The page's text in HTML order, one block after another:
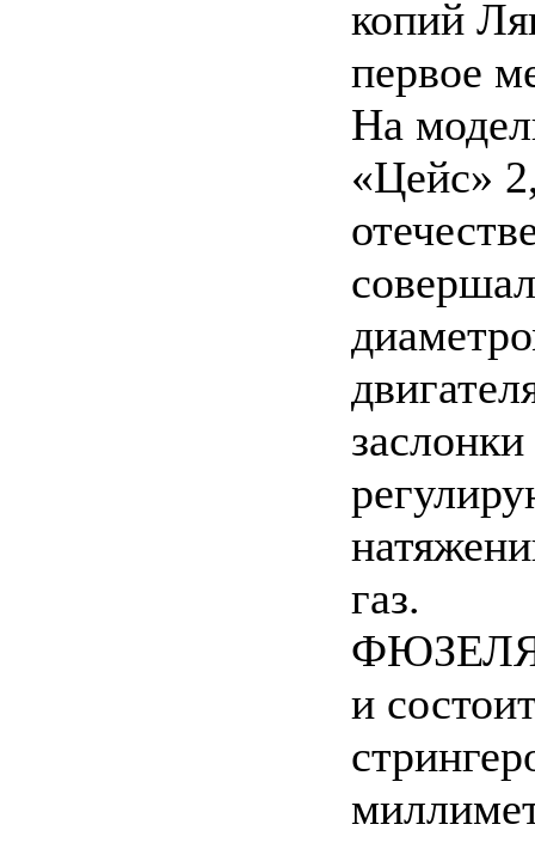
копий
первое
На
«Цейс»
газ.
и